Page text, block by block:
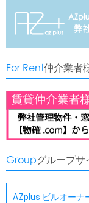
For Rent仲介業者
Groupグループサ
AZplus ビルオーナ